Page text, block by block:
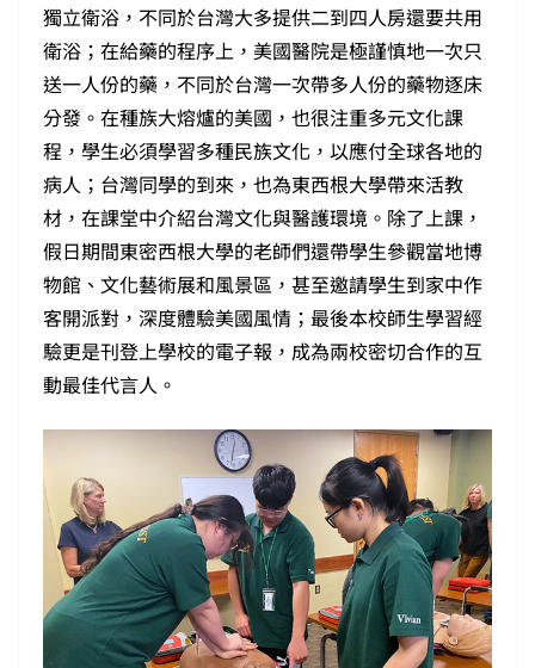
獨立衛浴，不同於台灣大多提供二到四人房還要共用
衛浴；在給藥的程序上，美國醫院是極謹慎地一次只
送一人份的藥，不同於台灣一次帶多人份的藥物逐床
分發。在種族大熔爐的美國，也很注重多元文化課
程，學生必須學習多種民族文化，以應付全球各地的
病人；台灣同學的到來，也為東西根大學帶來活教
材，在課堂中介紹台灣文化與醫護環境。除了上課，
假日期間東密西根大學的老師們還帶學生參觀當地博
物館、文化藝術展和風景區，甚至邀請學生到家中作
客開派對，深度體驗美國風情；最後本校師生學習經
驗更是刊登上學校的電子報，成為兩校密切合作的互
動最佳代言人。